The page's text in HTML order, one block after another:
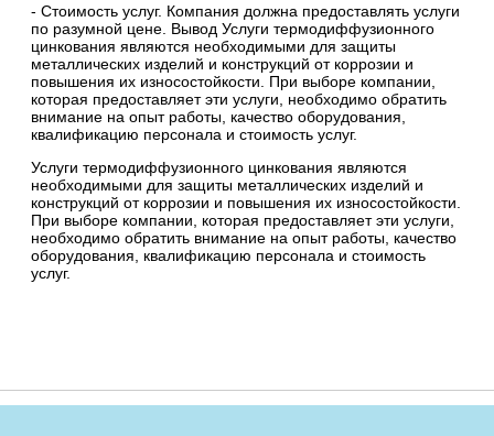
- Стоимость услуг. Компания должна предоставлять услуги
по разумной цене. Вывод Услуги термодиффузионного
цинкования являются необходимыми для защиты
металлических изделий и конструкций от коррозии и
повышения их износостойкости. При выборе компании,
которая предоставляет эти услуги, необходимо обратить
внимание на опыт работы, качество оборудования,
квалификацию персонала и стоимость услуг.
Услуги термодиффузионного цинкования являются
необходимыми для защиты металлических изделий и
конструкций от коррозии и повышения их износостойкости.
При выборе компании, которая предоставляет эти услуги,
необходимо обратить внимание на опыт работы, качество
оборудования, квалификацию персонала и стоимость
услуг.